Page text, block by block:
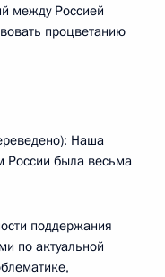
между Россией
процветанию
Наша
России была весьма
поддержания
по актуальной